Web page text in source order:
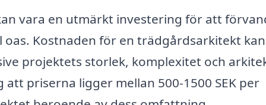
vara en utmärkt investering för att
Kostnaden för en trädgårdsarkitekt kan
projektets storlek, komplexitet och
priserna ligger mellan 500-1500 SEK per